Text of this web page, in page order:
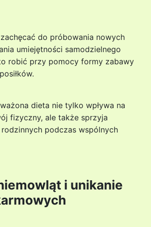
do próbowania nowych
umiejętności samodzielnego
robić przy pomocy formy zabawy
dieta nie tylko wpływa na
fizyczny, ale także sprzyja
podczas wspólnych
i unikanie